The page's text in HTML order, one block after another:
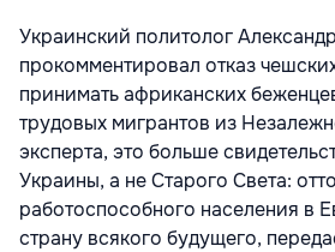
Украинский политолог
прокомментировал отказ
принимать африканских
трудовых мигрантов из
эксперта, это больше
Украины, а не Старого Cвета:
работоспособного населения в
страну всякого будущего,